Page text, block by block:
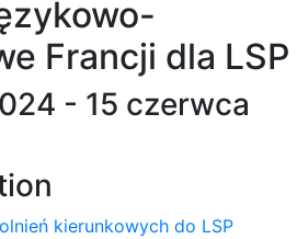
Francji dla LSP
- 15 czerwca
kierunkowych do LSP